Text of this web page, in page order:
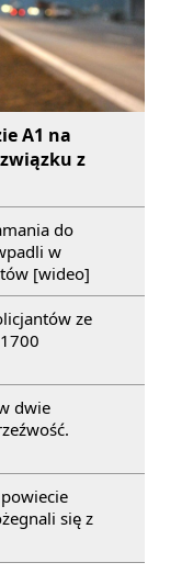
A1 na
z
do
w
[wideo]
ze
dwie
się z